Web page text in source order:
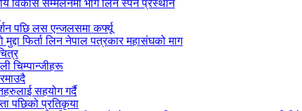
विकास सम्मेलनमा भाग लिन स्पेन प्रस्थान
पछि लस एन्जलसमा कर्फ्यू
फिर्ता लिन नेपाल पत्रकार महासंघको माग
चिम्पान्जीहरू
सहयोग गर्दै
पछिको प्रतिकृया